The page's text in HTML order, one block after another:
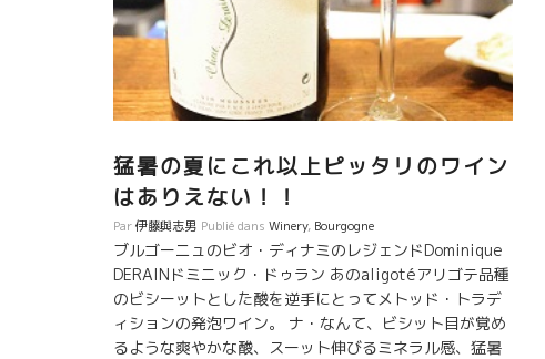
母のみで発酵。醸造・熟成中のSO2の添加はなし。
★ピジャージ★ 発酵に葡萄をいれた初期の頃のピジャー
ジは、葡萄を潰してジュース出させてアルコール発酵を
促進させてくれます。 何千年も前から行われているピジ
ャージという葡萄を足で潰す作業です。 日本の一般消費
清潔な、と思われるでしょう。』 これからアルコール発
酵、そして樽熟成が行われます。 この長い熟成中に不純
物やバクテリアも含めてオリと共に熟成樽の底に沈めら
れていきます。 最終的、底に沈めらたオリを取り除い
て、クリアで美味しい安全なワインに仕上ていきます。
このまま瓶詰する訳ではありません。
猛暑の夏にこれ以上ピッタリのワイン
はありえない！！
Par伊藤與志男 Publié dans Winery, Bourgogne
ブルゴーニュのビオ・ディナミのレジェンドDominique
DERAINドミニック・ドゥラン あのaligotéアリゴテ品種
のビシーットとした酸を逆手にとってメトッド・トラデ
ィションの発泡ワイン。 ナ・なんて、ビシット目が覚め
るような爽やかな酸、スーット伸びるミネラル感、猛暑